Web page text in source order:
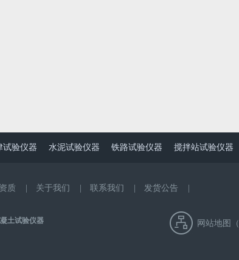
试验仪器 水泥试验仪器 铁路试验仪器 搅拌站试验仪器
质 关于我们 联系我们 发货公告
土试验仪器 网站地图（